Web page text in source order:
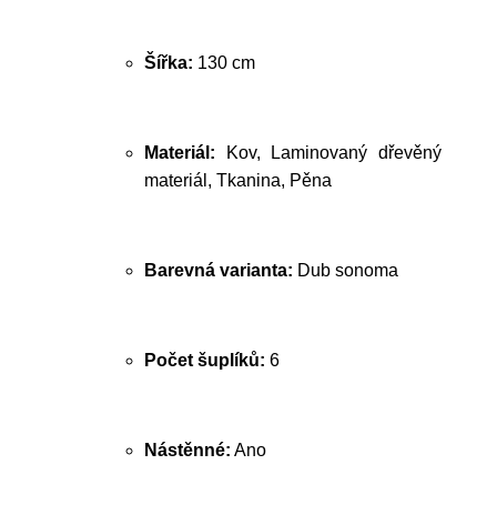
Šířka: 130 cm
Materiál: Kov, Laminovaný dřevěný
materiál, Tkanina, Pěna
Barevná varianta: Dub sonoma
Počet šuplíků: 6
Nástěnné: Ano